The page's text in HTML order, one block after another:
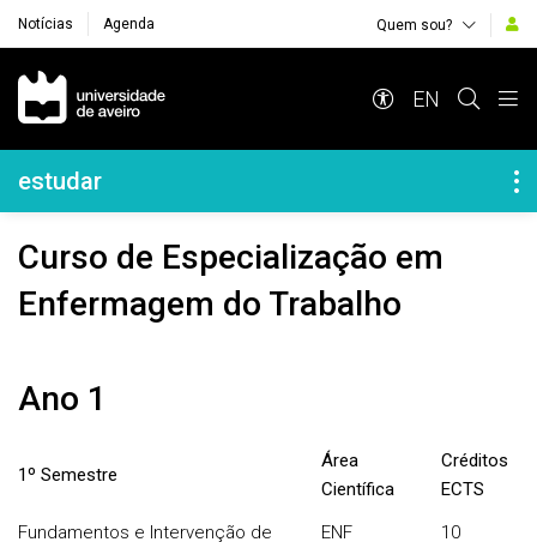
Notícias Agenda Quem sou?
Navegação Principal
EN
Navegação Lateral
estudar
Curso de Especialização em
Enfermagem do Trabalho
Ano 1
1º Semestre
Área
Científica
Créditos
ECTS
Fundamentos e Intervenção de
ENF 10